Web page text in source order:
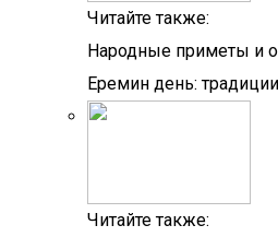
Читайте также:
Народные приметы и
Еремин день:
Читайте также: